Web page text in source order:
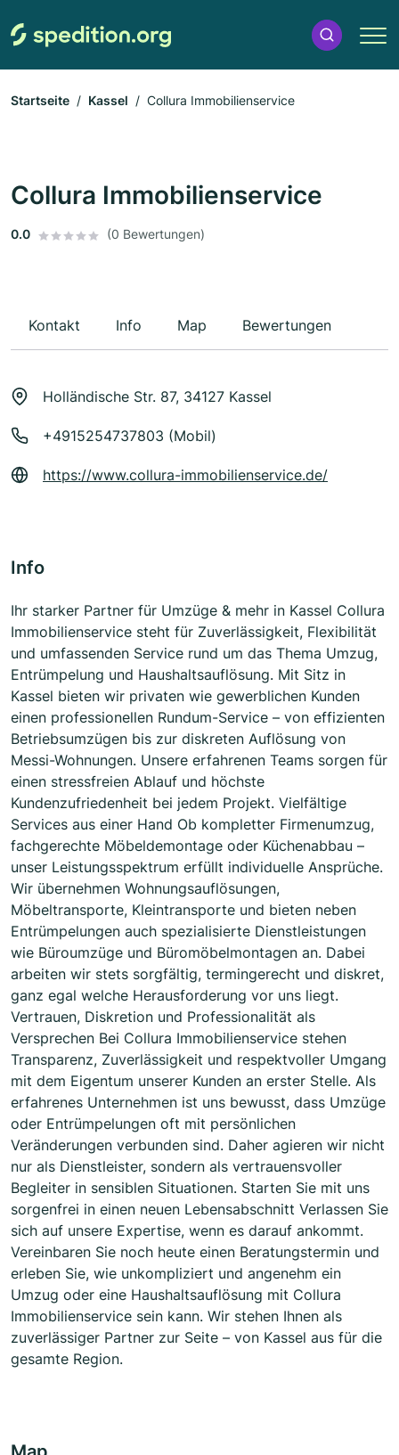
Startseite Kassel Collura Immobilienservice
Collura Immobilienservice
0.0 (0 Bewertungen)
Kontakt Info Map Bewertungen
Holländische Str. 87, 34127 Kassel
+4915254737803 (Mobil)
https://www.collura-immobilienservice.de/
Info
Ihr starker Partner für Umzüge & mehr in Kassel Collura
Immobilienservice steht für Zuverlässigkeit, Flexibilität
und umfassenden Service rund um das Thema Umzug,
Entrümpelung und Haushaltsauflösung. Mit Sitz in
Kassel bieten wir privaten wie gewerblichen Kunden
einen professionellen Rundum-Service – von effizienten
Betriebsumzügen bis zur diskreten Auflösung von
Messi-Wohnungen. Unsere erfahrenen Teams sorgen für
einen stressfreien Ablauf und höchste
Kundenzufriedenheit bei jedem Projekt. Vielfältige
Services aus einer Hand Ob kompletter Firmenumzug,
fachgerechte Möbeldemontage oder Küchenabbau –
unser Leistungsspektrum erfüllt individuelle Ansprüche.
Wir übernehmen Wohnungsauflösungen,
Möbeltransporte, Kleintransporte und bieten neben
Entrümpelungen auch spezialisierte Dienstleistungen
wie Büroumzüge und Büromöbelmontagen an. Dabei
arbeiten wir stets sorgfältig, termingerecht und diskret,
ganz egal welche Herausforderung vor uns liegt.
Vertrauen, Diskretion und Professionalität als
Versprechen Bei Collura Immobilienservice stehen
Transparenz, Zuverlässigkeit und respektvoller Umgang
mit dem Eigentum unserer Kunden an erster Stelle. Als
erfahrenes Unternehmen ist uns bewusst, dass Umzüge
oder Entrümpelungen oft mit persönlichen
Veränderungen verbunden sind. Daher agieren wir nicht
nur als Dienstleister, sondern als vertrauensvoller
Begleiter in sensiblen Situationen. Starten Sie mit uns
sorgenfrei in einen neuen Lebensabschnitt Verlassen Sie
sich auf unsere Expertise, wenn es darauf ankommt.
Vereinbaren Sie noch heute einen Beratungstermin und
erleben Sie, wie unkompliziert und angenehm ein
Umzug oder eine Haushaltsauflösung mit Collura
Immobilienservice sein kann. Wir stehen Ihnen als
zuverlässiger Partner zur Seite – von Kassel aus für die
gesamte Region.